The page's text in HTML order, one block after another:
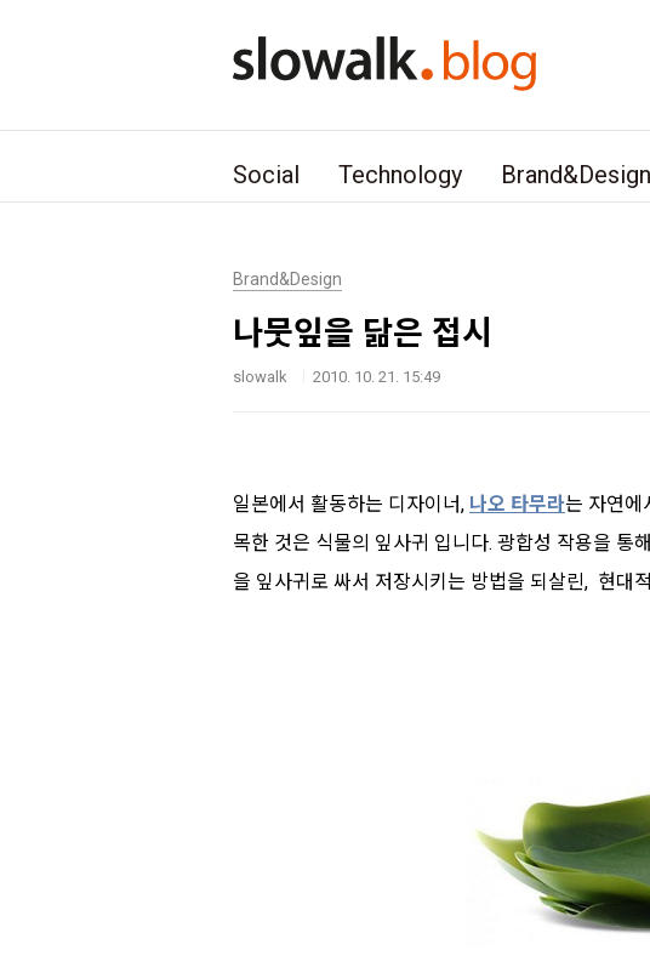
Social Technology Brand&Design
Brand&Design
나뭇잎을 닮은 접시
slowalk 2010. 10. 21. 15:49
일본에서 활동하는 디자이너, 나오 타무라는 자연에
목한 것은 식물의 잎사귀 입니다. 광합성 작용을
을 잎사귀로 싸서 저장시키는 방법을 되살린, 현대